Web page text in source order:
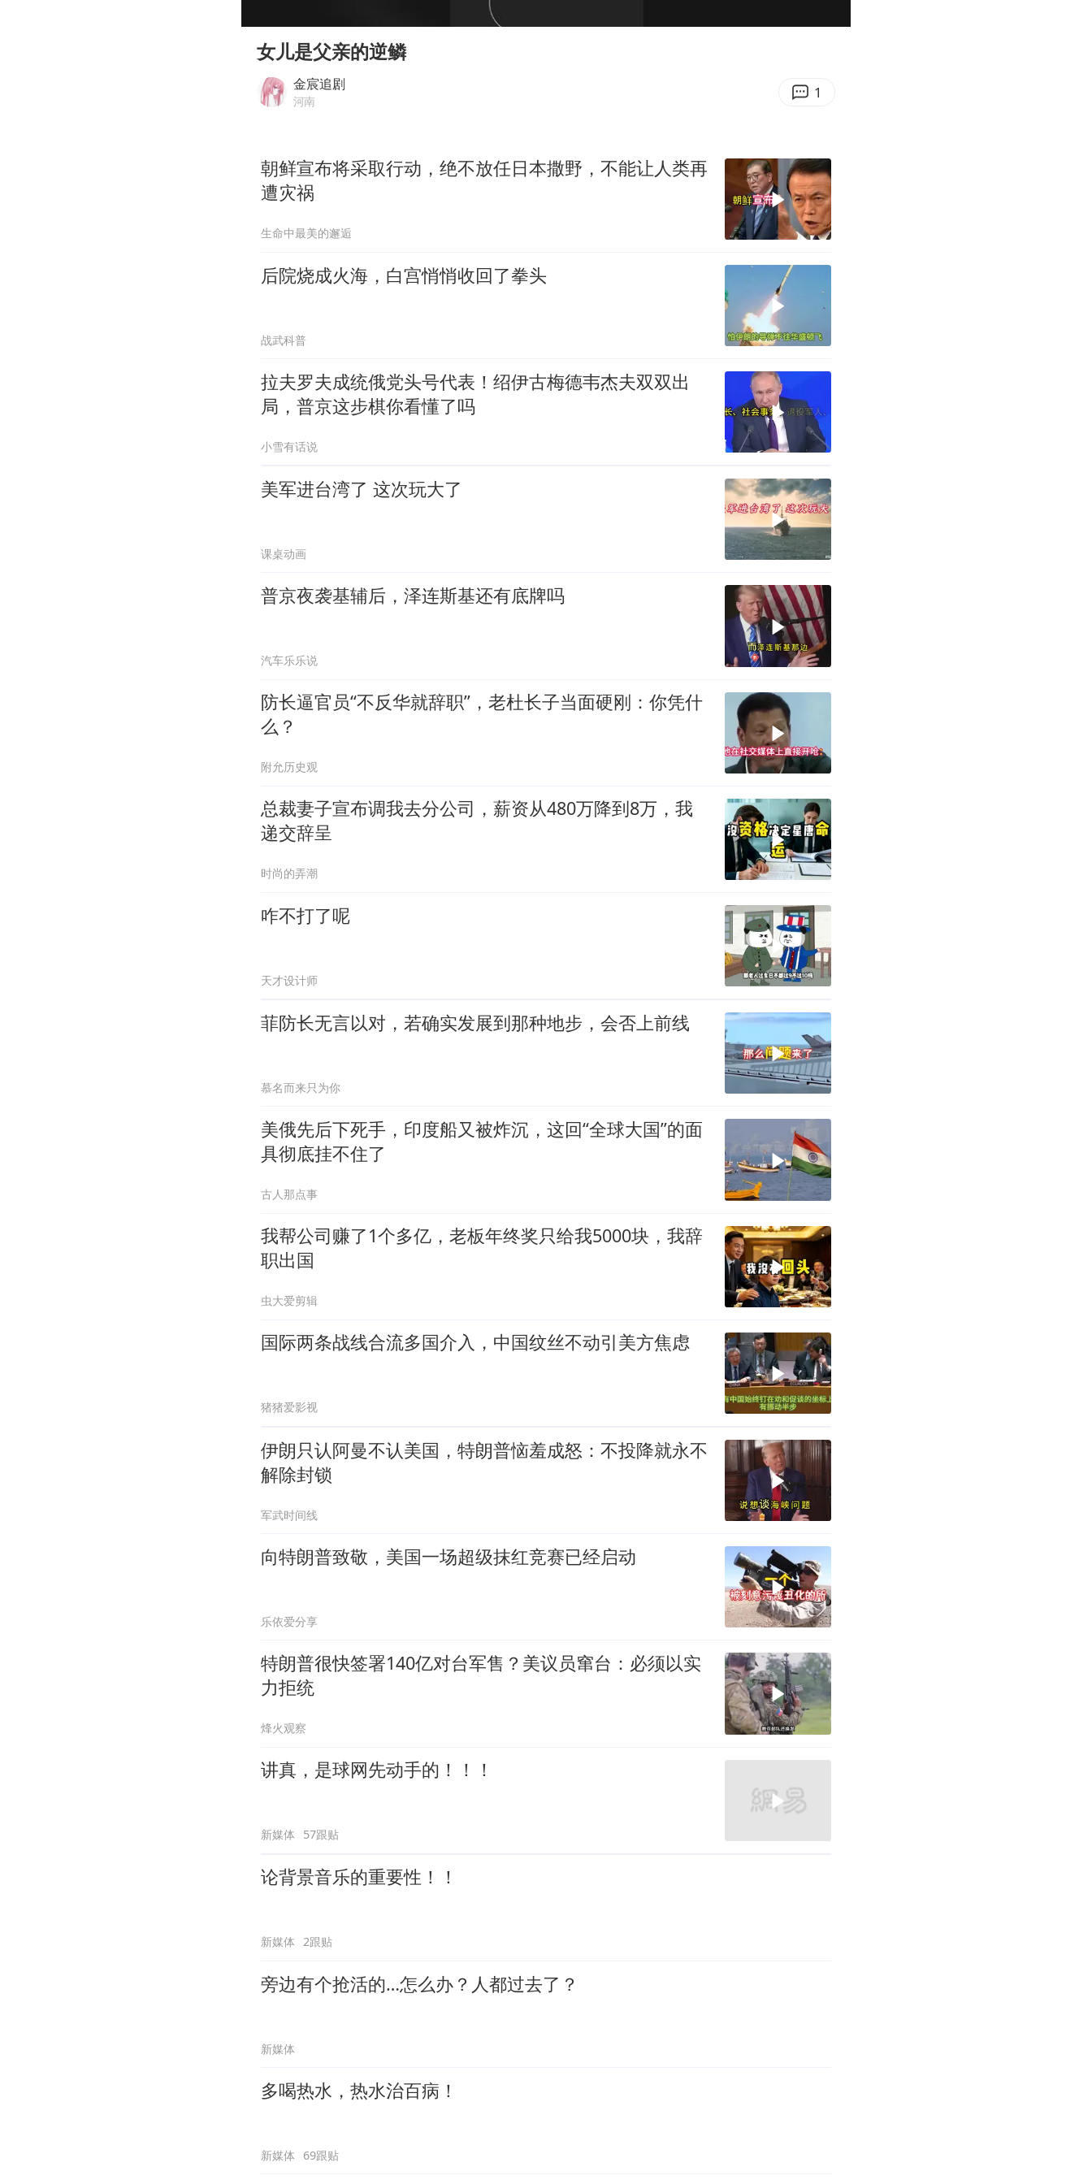
上海大部迎大暴雨
女子发现前夫婚内与第三者育子
构建更高水平的全民健身公共服务体系
女儿是父亲的逆鳞
金宸追剧
河南 1
朝鲜宣布将采取行动，绝不放任日本撒野，不能让人类再
遭灾祸
生命中最美的邂逅
后院烧成火海，白宫悄悄收回了拳头
战武科普
拉夫罗夫成统俄党头号代表！绍伊古梅德韦杰夫双双出
局，普京这步棋你看懂了吗
小雪有话说
美军进台湾了 这次玩大了
课桌动画
普京夜袭基辅后，泽连斯基还有底牌吗
汽车乐乐说
防长逼官员“不反华就辞职”，老杜长子当面硬刚：你凭什
么？
附允历史观
总裁妻子宣布调我去分公司，薪资从480万降到8万，我
递交辞呈
时尚的弄潮
咋不打了呢
天才设计师
菲防长无言以对，若确实发展到那种地步，会否上前线
慕名而来只为你
美俄先后下死手，印度船又被炸沉，这回“全球大国”的面
具彻底挂不住了
古人那点事
我帮公司赚了1个多亿，老板年终奖只给我5000块，我辞
职出国
虫大爱剪辑
国际两条战线合流多国介入，中国纹丝不动引美方焦虑
猪猪爱影视
伊朗只认阿曼不认美国，特朗普恼羞成怒：不投降就永不
解除封锁
军武时间线
向特朗普致敬，美国一场超级抹红竞赛已经启动
乐依爱分享
特朗普很快签署140亿对台军售？美议员窜台：必须以实
力拒统
烽火观察
讲真，是球网先动手的！！！
新媒体 57跟贴
论背景音乐的重要性！！
新媒体 2跟贴
旁边有个抢活的…怎么办？人都过去了？
新媒体
多喝热水，热水治百病！
新媒体 69跟贴